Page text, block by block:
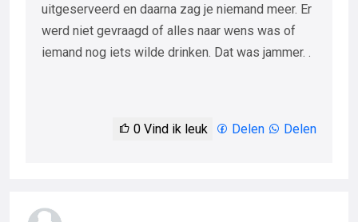
uitgeserveerd en daarna zag je niemand meer. Er
werd niet gevraagd of alles naar wens was of
iemand nog iets wilde drinken. Dat was jammer. .
0 Vind ik leuk Delen Delen